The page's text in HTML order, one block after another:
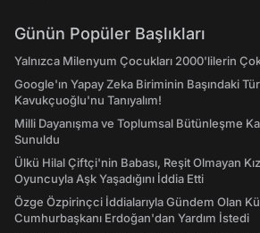
Günün Popüler Başlıkları
Yalnızca Milenyum Çocukları 2000'lilerin
Google'ın Yapay Zeka Biriminin Başındaki
Kavukçuoğlu'nu Tanıyalım!
Milli Dayanışma ve Toplumsal Bütünleşme
Sunuldu
Ülkü Hilal Çiftçi'nin Babası, Reşit Olmayan
Oyuncuyla Aşk Yaşadığını İddia Etti
Özge Özpirinçci İddialarıyla Gündem Olan
Cumhurbaşkanı Erdoğan'dan Yardım İstedi